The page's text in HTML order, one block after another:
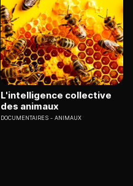
L'intelligence collective
des animaux
DOCUMENTAIRES ANIMAUX